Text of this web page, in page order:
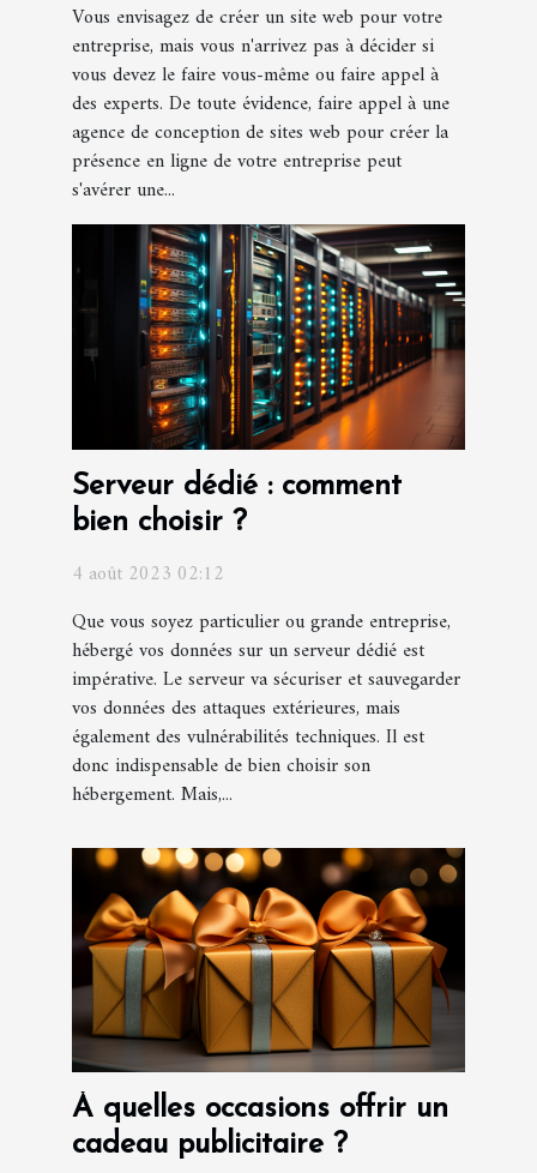
Vous envisagez de créer un site web pour votre
entreprise, mais vous n'arrivez pas à décider si
vous devez le faire vous-même ou faire appel à
des experts. De toute évidence, faire appel à une
agence de conception de sites web pour créer la
présence en ligne de votre entreprise peut
s'avérer une...
Serveur dédié : comment
bien choisir ?
4 août 2023 02:12
Que vous soyez particulier ou grande entreprise,
hébergé vos données sur un serveur dédié est
impérative. Le serveur va sécuriser et sauvegarder
vos données des attaques extérieures, mais
également des vulnérabilités techniques. Il est
donc indispensable de bien choisir son
hébergement. Mais,...
À quelles occasions offrir un
cadeau publicitaire ?